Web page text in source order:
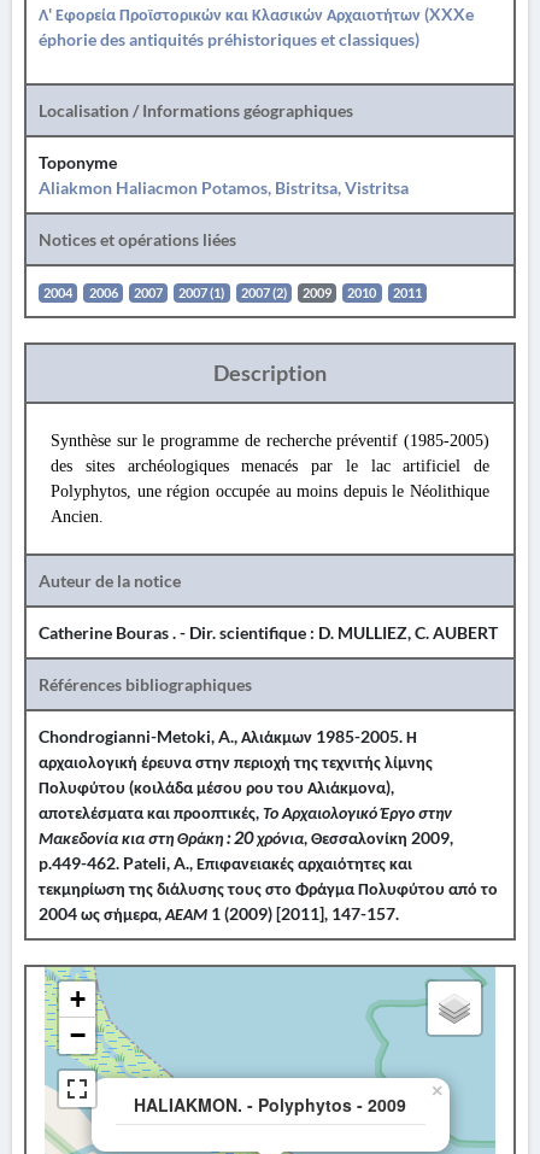
Λ' Εφορεία Προϊστορικών και Κλασικών Αρχαιοτήτων (XXXe
éphorie des antiquités préhistoriques et classiques)
Localisation / Informations géographiques
Toponyme
Aliakmon Haliacmon Potamos, Bistritsa, Vistritsa
Notices et opérations liées
2004 2006 2007 2007 (1) 2007 (2) 2009 2010 2011
Description
Synthèse sur le programme de recherche préventif (1985-2005)
des sites archéologiques menacés par le lac artificiel de
Polyphytos, une région occupée au moins depuis le Néolithique
Ancien.
Auteur de la notice
Catherine Bouras . - Dir. scientifique : D. MULLIEZ, C. AUBERT
Références bibliographiques
Chondrogianni-Metoki, A., Αλιάκμων 1985-2005. Η
αρχαιολογική έρευνα στην περιοχή της τεχνιτής λίμνης
Πολυφύτου (κοιλάδα μέσου ρου του Αλιάκμονα),
αποτελέσματα και προοπτικές,Το Αρχαιολογικό Έργο στην
Μακεδονία κια στη Θράκη : 20 χρόνια, Θεσσαλονίκη 2009,
p.449-462. Pateli, A., Επιφανειακές αρχαιότητες και
τεκμηρίωση της διάλυσης τους στο Φράγμα Πολυφύτου από το
2004 ως σήμερα,ΑΕΑΜ 1 (2009) [2011], 147-157.
HALIAKMON. - Polyphytos - 2009
×
+
−